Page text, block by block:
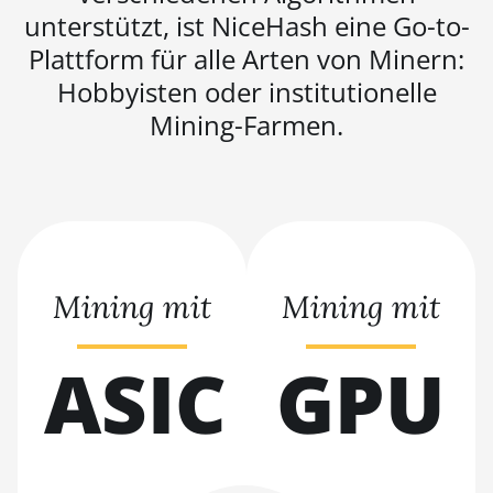
BITMAIN AntMiner S19j
Pro++ (125Th)
BITMAIN AntMiner S21
(200Th)
BITMAIN AntMiner S21 XP
(270Th)
BITMAIN AntMiner S21 XP
Hyd (473Th)
unterstützt, ist NiceHash eine Go-to-
Plattform für alle Arten von Minern:
Hobbyisten oder institutionelle
Mining-Farmen.
Mining mit
ASIC
Mining mit
GPU